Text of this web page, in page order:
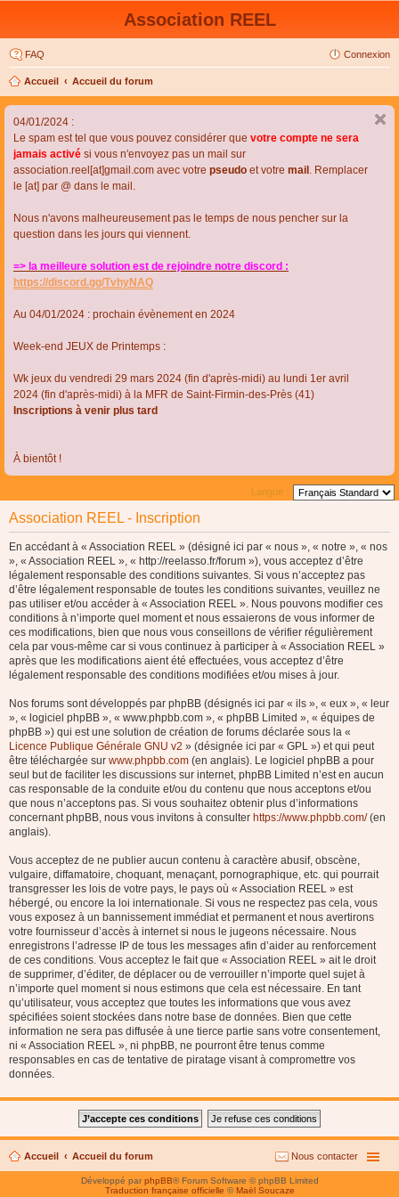
Association REEL
FAQ Connexion
Accueil Accueil du forum
04/01/2024 :
Le spam est tel que vous pouvez considérer que votre compte ne sera
jamais activé si vous n'envoyez pas un mail sur
association.reel[at]gmail.com avec votre pseudo et votre mail . Remplacer
le [at] par @ dans le mail.
Nous n'avons malheureusement pas le temps de nous pencher sur la
question dans les jours qui viennent.
=> la meilleure solution est de rejoindre notre discord :
https://discord.gg/TvhyNAQ
Au 04/01/2024 : prochain évènement en 2024
Week-end JEUX de Printemps :
Wk jeux du vendredi 29 mars 2024 (fin d'après-midi) au lundi 1er avril
2024 (fin d'après-midi) à la MFR de Saint-Firmin-des-Près (41)
Inscriptions à venir plus tard
À bientôt !
Langue :
Association REEL - Inscription
En accédant à « Association REEL » (désigné ici par « nous », « notre », « nos
», « Association REEL », « http://reelasso.fr/forum »), vous acceptez d’être
légalement responsable des conditions suivantes. Si vous n’acceptez pas
d’être légalement responsable de toutes les conditions suivantes, veuillez ne
pas utiliser et/ou accéder à « Association REEL ». Nous pouvons modifier ces
conditions à n’importe quel moment et nous essaierons de vous informer de
ces modifications, bien que nous vous conseillons de vérifier régulièrement
cela par vous-même car si vous continuez à participer à « Association REEL »
après que les modifications aient été effectuées, vous acceptez d’être
légalement responsable des conditions modifiées et/ou mises à jour.
Nos forums sont développés par phpBB (désignés ici par « ils », « eux », « leur
», « logiciel phpBB », « www.phpbb.com », « phpBB Limited », « équipes de
phpBB ») qui est une solution de création de forums déclarée sous la «
Licence Publique Générale GNU v2 » (désignée ici par « GPL ») et qui peut
être téléchargée sur www.phpbb.com (en anglais). Le logiciel phpBB a pour
seul but de faciliter les discussions sur internet, phpBB Limited n’est en aucun
cas responsable de la conduite et/ou du contenu que nous acceptons et/ou
que nous n’acceptons pas. Si vous souhaitez obtenir plus d’informations
concernant phpBB, nous vous invitons à consulter https://www.phpbb.com/(en
anglais).
Vous acceptez de ne publier aucun contenu à caractère abusif, obscène,
vulgaire, diffamatoire, choquant, menaçant, pornographique, etc. qui pourrait
transgresser les lois de votre pays, le pays où « Association REEL » est
hébergé, ou encore la loi internationale. Si vous ne respectez pas cela, vous
vous exposez à un bannissement immédiat et permanent et nous avertirons
votre fournisseur d’accès à internet si nous le jugeons nécessaire. Nous
enregistrons l’adresse IP de tous les messages afin d’aider au renforcement
de ces conditions. Vous acceptez le fait que « Association REEL » ait le droit
de supprimer, d’éditer, de déplacer ou de verrouiller n’importe quel sujet à
n’importe quel moment si nous estimons que cela est nécessaire. En tant
qu’utilisateur, vous acceptez que toutes les informations que vous avez
spécifiées soient stockées dans notre base de données. Bien que cette
information ne sera pas diffusée à une tierce partie sans votre consentement,
ni « Association REEL », ni phpBB, ne pourront être tenus comme
responsables en cas de tentative de piratage visant à compromettre vos
données.
Accueil Accueil du forum Nous contacter
Développé parphpBB® Forum Software © phpBB Limited
Traduction française officielle © Maël Soucaze